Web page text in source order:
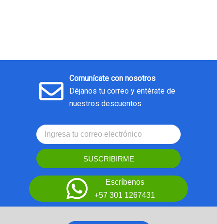
Comunícate con nosotros
Déjanos tu correo y entérate de
nuestros descuentos
SUSCRIBIRME
Escríbenos
+57 301 1267431